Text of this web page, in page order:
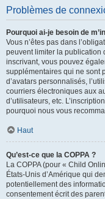
Problèmes de
Pourquoi ai-je besoin de
Vous n’êtes pas dans
peuvent limiter la publication
inscrivant, vous pouvez
supplémentaires qui ne sont
d’avatars personnalisés,
courriers électroniques aux
d’utilisateurs, etc.
pourquoi nous vous
Haut
Qu’est-ce que la COPPA ?
La COPPA (pour « Child
États-Unis d’Amérique qui
potentiellement des
consentement écrit des